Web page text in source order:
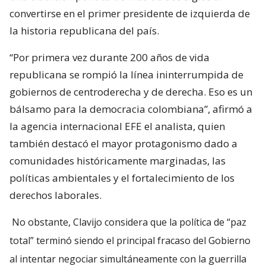
convertirse en el primer presidente de izquierda de
la historia republicana del país.
“Por primera vez durante 200 años de vida
republicana se rompió la línea ininterrumpida de
gobiernos de centroderecha y de derecha. Eso es un
bálsamo para la democracia colombiana”, afirmó a
la agencia internacional EFE el analista, quien
también destacó el mayor protagonismo dado a
comunidades históricamente marginadas, las
políticas ambientales y el fortalecimiento de los
derechos laborales.
No obstante, Clavijo considera que la política de “paz
total” terminó siendo el principal fracaso del Gobierno
al intentar negociar simultáneamente con la guerrilla